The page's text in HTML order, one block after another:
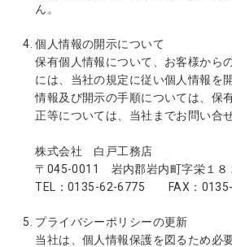
ん。
個人情報の開示について
保有個人情報について、お客様から
には、当社の規定に従い個人情報を
情報及び開示の手順については、保
正等については、当社までお問い合
株式会社 白戸工務店
〒045-0011 岩内郡岩内町字栄１８
TEL：0135-62-6775 FAX：
プライバシーポリシーの更新
当社は、個人情報保護を図るため必